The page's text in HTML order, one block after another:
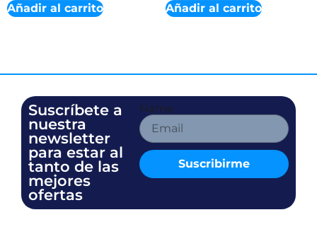
Añadir al carrito Añadir al carrito
Name
Suscribirme
Suscríbete a
nuestra
newsletter
para estar al
tanto de las
mejores
ofertas